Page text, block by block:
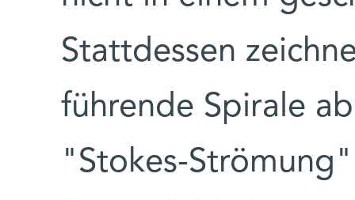
Stattdessen
führende Spirale
"Stokes-